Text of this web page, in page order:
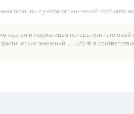
позиции с учётом ограничений: сообщите
картам и нормативам потерь при
значений — ±20 % в